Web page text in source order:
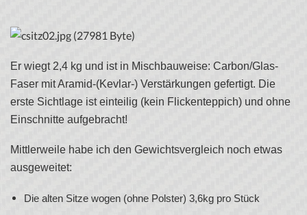
Er wiegt 2,4 kg und ist in Mischbauweise: Carbon/Glas-
Faser mit Aramid-(Kevlar-) Verstärkungen gefertigt. Die
erste Sichtlage ist einteilig (kein Flickenteppich) und ohne
Einschnitte aufgebracht!
Mittlerweile habe ich den Gewichtsvergleich noch etwas
ausgeweitet:
Die alten Sitze wogen (ohne Polster) 3,6kg pro Stück